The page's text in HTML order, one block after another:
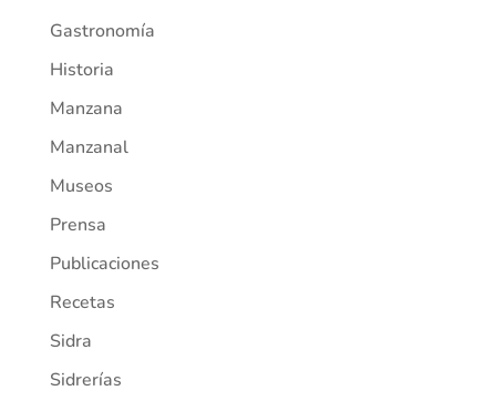
Gastronomía
Historia
Manzana
Manzanal
Museos
Prensa
Publicaciones
Recetas
Sidra
Sidrerías